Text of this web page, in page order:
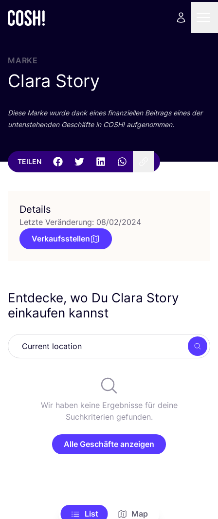
MARKE
Clara Story
Die­se Mar­ke wur­de dank eines finan­zi­el­len Bei­trags eines der
unten­ste­hen­den Geschäf­te in COSH! aufgenommen.
TEILEN
Details
Letzte Veränderung: 08/02/2024
Verkaufsstellen
Entdecke, wo Du Clara Story
einkaufen kannst
Wir haben keine Ergebnisse für deine
Suchkriterien gefunden.
Alle Geschäfte anzeigen
List Map